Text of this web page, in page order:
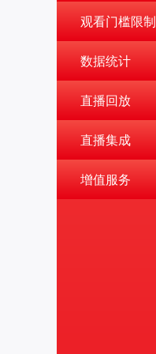
观看门槛限制
数据统计
直播回放
直播集成
增值服务